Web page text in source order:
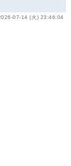
07-14 (火) 23:46:04